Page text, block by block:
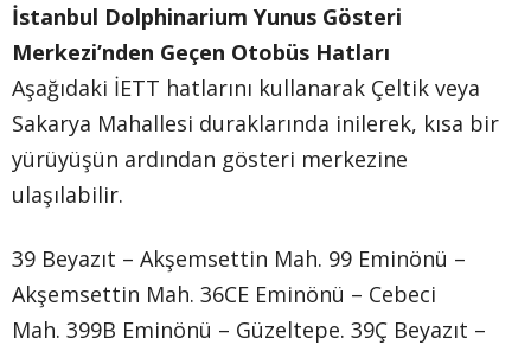
İstanbul Dolphinarium Yunus Gösteri
Merkezi’nden Geçen Otobüs Hatları
Aşağıdaki İETT hatlarını kullanarak Çeltik veya
Sakarya Mahallesi duraklarında inilerek, kısa bir
yürüyüşün ardından gösteri merkezine
ulaşılabilir.
39 Beyazıt – Akşemsettin Mah. 99 Eminönü –
Akşemsettin Mah. 36CE Eminönü – Cebeci
Mah. 399B Eminönü – Güzeltepe. 39Ç Beyazıt –